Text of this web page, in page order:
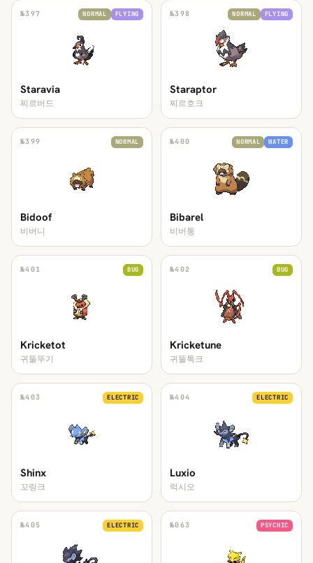
№397 NORMAL FLYING
Staravia
찌르버드
№398 NORMAL FLYING
Staraptor
찌르호크
№399 NORMAL
Bidoof
비버니
№400 NORMAL WATER
Bibarel
비버통
№401 BUG
Kricketot
귀뚤뚜기
№402 BUG
Kricketune
귀뚤톡크
№403 ELECTRIC
Shinx
꼬링크
№404 ELECTRIC
Luxio
럭시오
№405 ELECTRIC №063 PSYCHIC